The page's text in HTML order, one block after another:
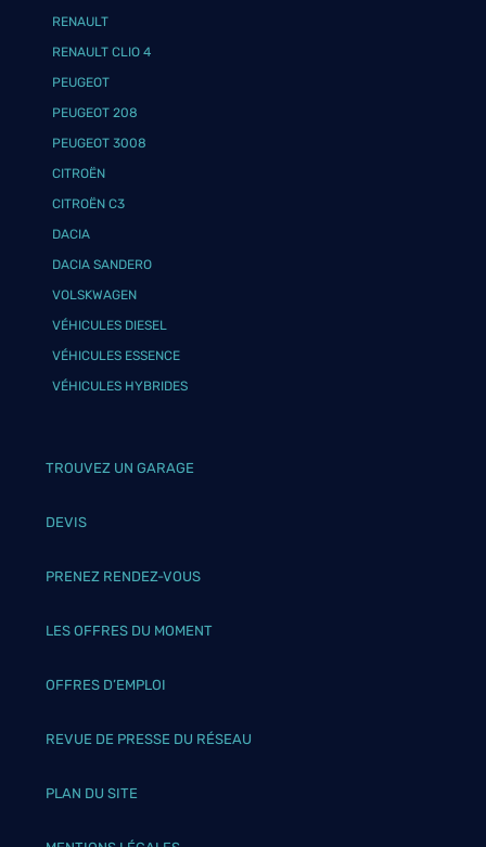
RENAULT
RENAULT CLIO 4
PEUGEOT
PEUGEOT 208
PEUGEOT 3008
CITROËN
CITROËN C3
DACIA
DACIA SANDERO
VOLSKWAGEN
VÉHICULES DIESEL
VÉHICULES ESSENCE
VÉHICULES HYBRIDES
TROUVEZ UN GARAGE
DEVIS
PRENEZ RENDEZ-VOUS
LES OFFRES DU MOMENT
OFFRES D’EMPLOI
REVUE DE PRESSE DU RÉSEAU
PLAN DU SITE